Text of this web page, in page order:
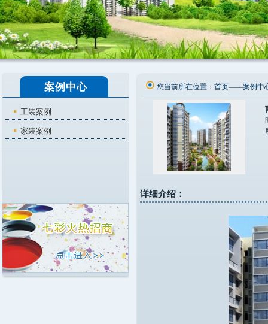
案例中心
工装案例
家装案例
您当前所在位置： 首页——案例中
详细介绍：